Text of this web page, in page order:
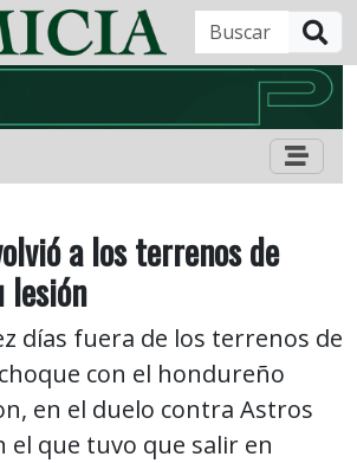
a los terrenos de
lesión
días fuera de los terrenos de
con el hondureño
en el duelo contra Astros
el que tuvo que salir en